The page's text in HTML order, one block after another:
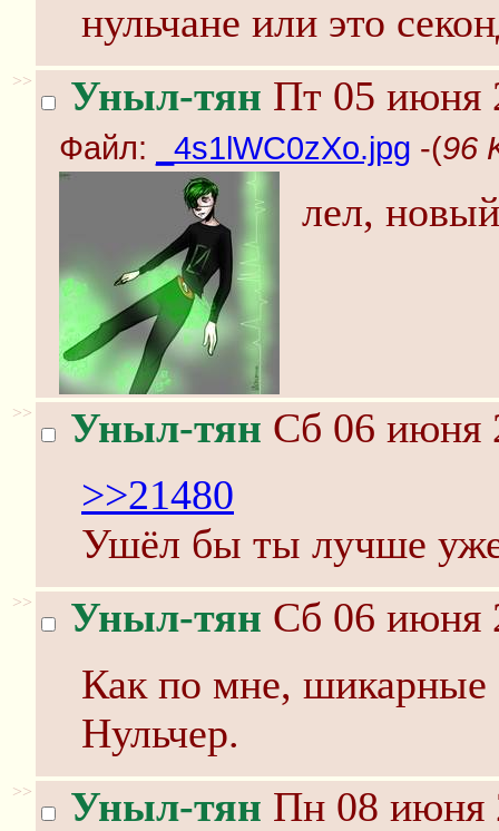
нульчане или это
>> Уныл-тян Пт 05 июня
Файл: _4s1lWC0zXo.jpg -(96
лел,
>> Уныл-тян Сб 06 июня
>>21480
Ушёл бы ты лучше
>> Уныл-тян Сб 06 июня
Как по мне, шикарные
Нульчер.
>> Уныл-тян Пн 08 июня